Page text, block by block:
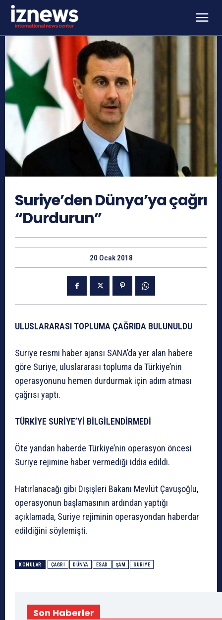
Suriye’den Dünya’ya çağrı
“Durdurun”
20 Ocak 2018
ULUSLARARASI TOPLUMA ÇAĞRIDA BULUNULDU
Suriye resmi haber ajansı SANA’da yer alan habere
göre Suriye, uluslararası topluma da Türkiye’nin
operasyonunu hemen durdurmak için adım atması
çağrısı yaptı.
TÜRKİYE SURİYE’Yİ BİLGİLENDİRMEDİ
Öte yandan haberde Türkiye’nin operasyon öncesi
Suriye rejimine haber vermediği iddia edildi.
Hatırlanacağı gibi Dışişleri Bakanı Mevlüt Çavuşoğlu,
operasyonun başlamasının ardından yaptığı
açıklamada, Suriye rejiminin operasyondan haberdar
edildiğini söylemişti.
KONULAR ÇAĞRI DÜNYA ESAD ŞAM SURIYE
Son Haberler